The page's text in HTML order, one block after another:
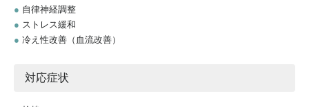
● 自律神経調整
● ストレス緩和
● 冷え性改善（血流改善）
対応症状